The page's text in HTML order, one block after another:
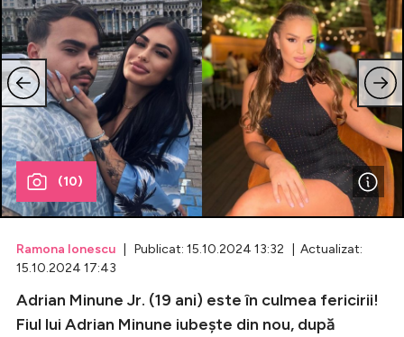
Horoscop
Lifestyle
Celebrități
Breaking News
(10)
Ramona Ionescu | Publicat: 15.10.2024 13:32 | Actualizat:
15.10.2024 17:43
Adrian Minune Jr. (19 ani) este în culmea fericirii!
Fiul lui Adrian Minune iubește din nou, după